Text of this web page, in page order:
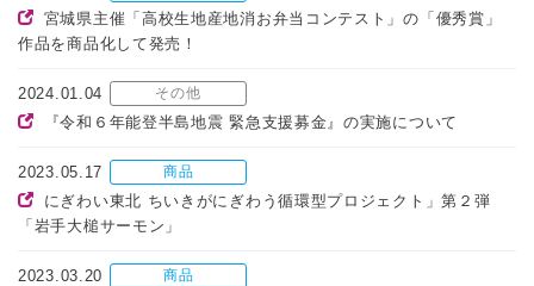
宮城県主催「高校生地産地消お弁当コンテスト」の「優秀賞」
作品を商品化して発売！
2024.01.04 その他
『令和６年能登半島地震 緊急支援募金』の実施について
2023.05.17 商品
にぎわい東北 ちいきがにぎわう循環型プロジェクト」第２弾
「岩手大槌サーモン」
2023.03.20 商品